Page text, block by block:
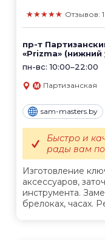
★★★★★ Отзывов: 1
пр-т
«Prizma» (нижний
пн-вс: 10:00–22:00
Партизанская
sam-masters.by
Изготовление
аксессуаров,
инструмента.
брелоках, часах.
Быстро и
рады вам